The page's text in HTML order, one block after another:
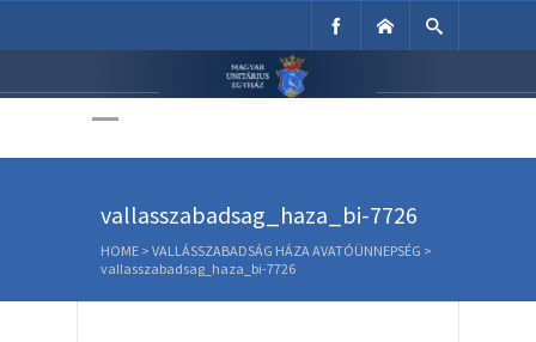
Unitárius Egyház
vallasszabadsag_haza_bi-7726
HOME > VALLÁSSZABADSÁG HÁZA AVATÓÜNNEPSÉG >
vallasszabadsag_haza_bi-7726